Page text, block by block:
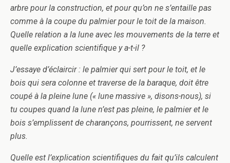
arbre pour la construction, et pour qu’on ne s’entaille pas
comme à la coupe du palmier pour le toit de la maison.
Quelle relation a la lune avec les mouvements de la terre et
quelle explication scientifique y a-t-il ?
J’essaye d’éclaircir : le palmier qui sert pour le toit, et le
bois qui sera colonne et traverse de la baraque, doit être
coupé à la pleine lune (« lune massive », disons-nous), si
tu coupes quand la lune n’est pas pleine, le palmier et le
bois s’emplissent de charançons, pourrissent, ne servent
plus.
Quelle est l’explication scientifiques du fait qu’ils calculent